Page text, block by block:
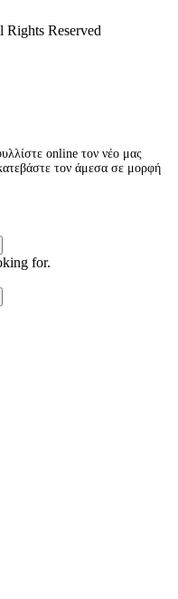
Rights Reserved
online τον νέο μας
τον άμεσα σε μορφή
for.